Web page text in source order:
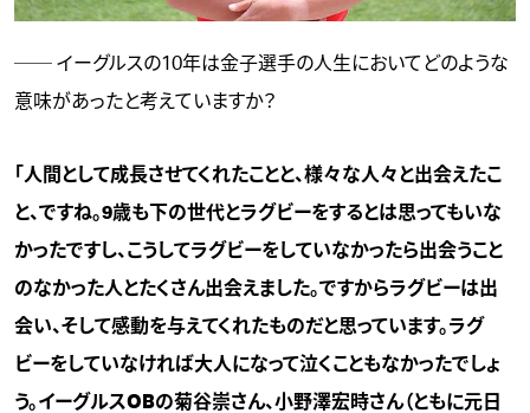
── イーグルスの10年は金子選手の人生においてどのような
意味があったと考えていますか？
「人間として成長させてくれたことと、様々な人々と出会えたこ
と、ですね。9歳も下の世代とラグビーをするとは思ってもいな
かったですし、こうしてラグビーをしていなかったら出会うこと
のなかった人とたくさん出会えました。ですからラグビーは出
会い、そして感動を与えてくれたものだと思っています。ラグ
ビーをしていなければ大人になって泣くこともなかったでしょ
う。イーグルスOBの菊谷崇さん、小野澤宏時さん（ともに元日